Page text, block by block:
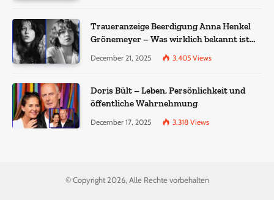
Traueranzeige Beerdigung Anna Henkel
Grönemeyer – Was wirklich bekannt ist
und was nicht bestätigt wurde
December 21, 2025 3,405 Views
Doris Bült – Leben, Persönlichkeit und
öffentliche Wahrnehmung
December 17, 2025 3,318 Views
© Copyright 2026, Alle Rechte vorbehalten